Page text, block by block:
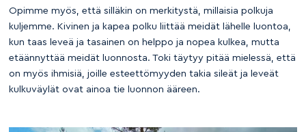
Opimme myös, että silläkin on merkitystä, millaisia polkuja
kuljemme. Kivinen ja kapea polku liittää meidät lähelle luontoa,
kun taas leveä ja tasainen on helppo ja nopea kulkea, mutta
etäännyttää meidät luonnosta. Toki täytyy pitää mielessä, että
on myös ihmisiä, joille esteettömyyden takia sileät ja leveät
kulkuväylät ovat ainoa tie luonnon ääreen.